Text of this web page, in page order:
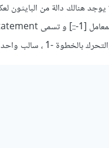
يوجد هنالك دالة من
بالخطوة -1 ، سالب واحد ، مما يعني خطوة واحدة إلى الوراء , المثال :